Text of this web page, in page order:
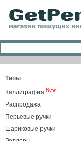
Типы
Каллиграфия New
Распродажа
Перьевые ручки
Шариковые ручки